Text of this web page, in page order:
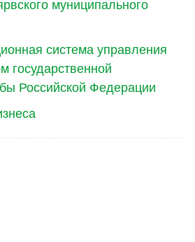
муниципального
система управления
государственной
Российской Федерации